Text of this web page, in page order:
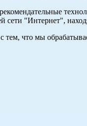
сети "Интернет",
тем, что мы